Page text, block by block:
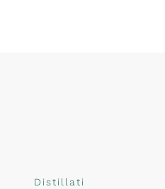
Distillati